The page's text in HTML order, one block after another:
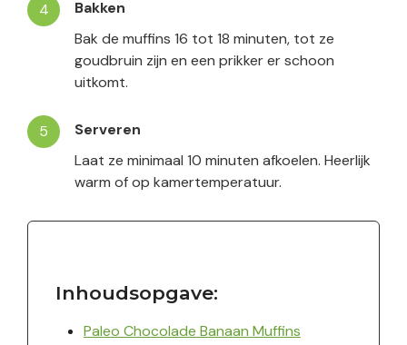
Bakken
Bak de muffins 16 tot 18 minuten, tot ze
goudbruin zijn en een prikker er schoon
uitkomt.
Serveren
Laat ze minimaal 10 minuten afkoelen. Heerlijk
warm of op kamertemperatuur.
Inhoudsopgave:
Paleo Chocolade Banaan Muffins